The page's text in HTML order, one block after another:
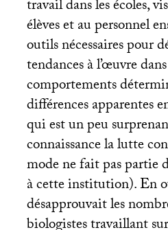
travail dans les écoles,
élèves et au personnel
outils nécessaires pour
tendances à l’œuvre
comportements
différences apparentes
qui est un peu
connaissance la lutte
mode ne fait pas partie
à cette institution). En
désapprouvait les